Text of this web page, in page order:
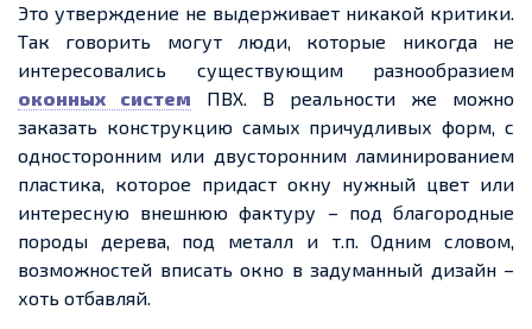
Это утверждение не выдерживает никакой критики.
Так говорить могут люди, которые никогда не
интересовались существующим разнообразием
оконных систем ПВХ. В реальности же можно
заказать конструкцию самых причудливых форм, с
односторонним или двусторонним ламинированием
пластика, которое придаст окну нужный цвет или
интересную внешнюю фактуру – под благородные
породы дерева, под металл и т.п. Одним словом,
возможностей вписать окно в задуманный дизайн –
хоть отбавляй.